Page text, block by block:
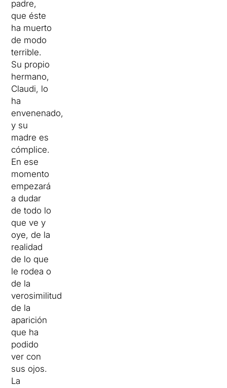
padre,
que éste
ha muerto
de modo
terrible.
Su propio
hermano,
Claudi, lo
ha
envenenado,
y su
madre es
cómplice.
En ese
momento
empezará
a dudar
de todo lo
que ve y
oye, de la
realidad
de lo que
le rodea o
de la
verosimilitud
de la
aparición
que ha
podido
ver con
sus ojos.
La